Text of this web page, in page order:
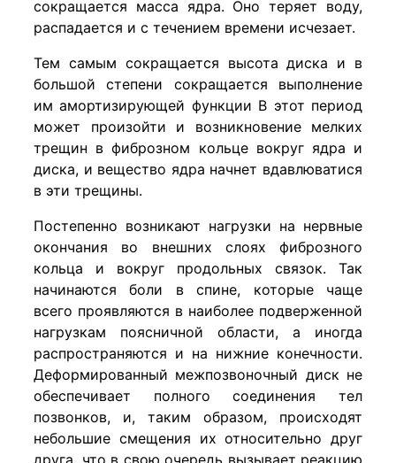
сокращается масса ядра. Оно теряет воду,
распадается и с течением времени исчезает.
Тем самым сокращается высота диска и в
большой степени сокращается выполнение
им амортизирующей функции В этот период
может произойти и возникновение мелких
трещин в фиброзном кольце вокруг ядра и
диска, и вещество ядра начнет вдавлюватися
в эти трещины.
Постепенно возникают нагрузки на нервные
окончания во внешних слоях фиброзного
кольца и вокруг продольных связок. Так
начинаются боли в спине, которые чаще
всего проявляются в наиболее подверженной
нагрузкам поясничной области, а иногда
распространяются и на нижние конечности.
Деформированный межпозвоночный диск не
обеспечивает полного соединения тел
позвонков, и, таким образом, происходят
небольшие смещения их относительно друг